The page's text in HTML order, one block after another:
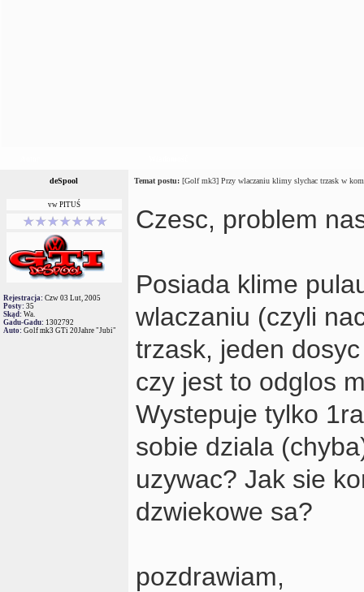
deSpool Temat postu: [Golf mk3] Przy wlaczaniu klimy slychac trzask w
vw PITUŚ
Rejestracja: Czw 03 Lut, 2005
Posty: 35
Skąd: Wa.
Gadu-Gadu: 1302792
Auto: Golf mk3 GTi 20Jahre "Jubi"
Czesc, problem
Posiada klime
wlaczaniu (czyli
trzask, jeden
czy jest to odglos
Wystepuje tylko
sobie dziala
uzywac? Jak sie
dzwiekowe sa?
pozdrawiam,